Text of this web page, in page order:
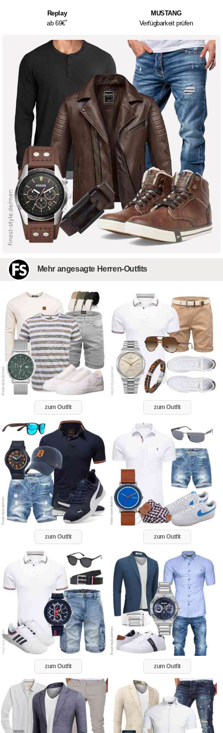
Replay
ab 69€*
MUSTANG
Verfügbarkeit prüfen
Mehr angesagte Herren-Outfits
zum Outfit zum Outfit
zum Outfit zum Outfit
zum Outfit zum Outfit